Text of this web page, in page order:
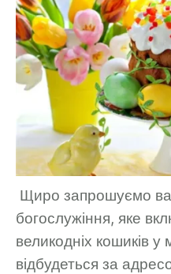
Щиро запрошуємо
богослужіння, яке
великодніх кошиків у
відбудеться за